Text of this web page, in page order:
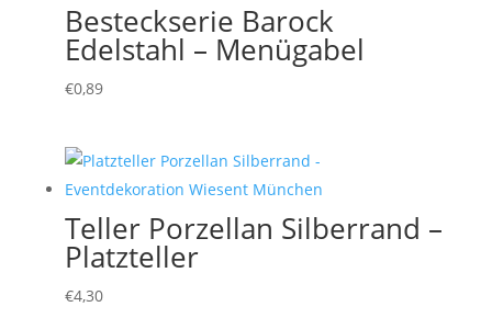
Besteckserie Barock
Edelstahl – Menügabel
€0,89
Teller Porzellan Silberrand –
Platzteller
€4,30